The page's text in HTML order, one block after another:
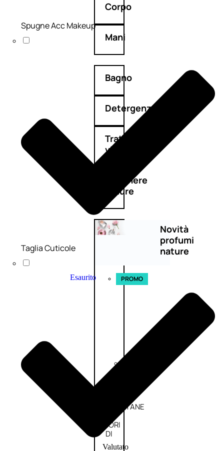
Corpo
Mani
Bagno
Detergenza
Trattamenti
viso
Maschere
nature
Novità
profumi
nature
Esaurito PROMO
Donna
L’OCCITANE
EDT
FIORI
DI
Valutato
Spugne Acc Makeup
Taglia Cuticole